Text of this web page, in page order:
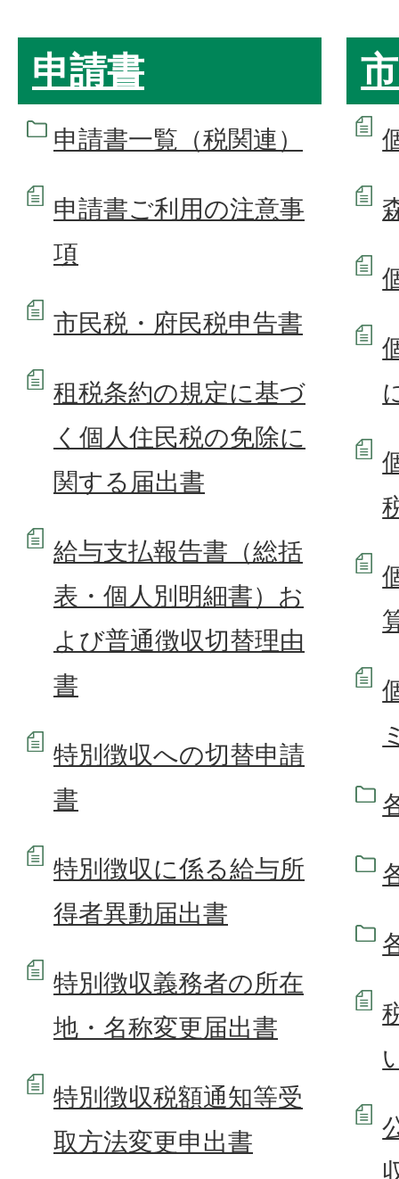
申請書
申請書一覧（税関連）
申請書ご利用の注意事
項
市民税・府民税申告書
租税条約の規定に基づ
く個人住民税の免除に
関する届出書
給与支払報告書（総括
表・個人別明細書）お
よび普通徴収切替理由
書
特別徴収への切替申請
書
特別徴収に係る給与所
得者異動届出書
特別徴収義務者の所在
地・名称変更届出書
特別徴収税額通知等受
取方法変更申出書